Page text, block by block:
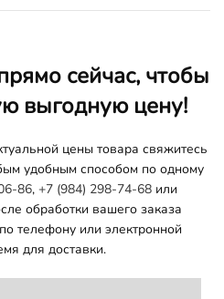
сейчас, чтобы
выгодную цену!
цены товара свяжитесь
удобным способом по одному
86, +7 (984) 298-74-68 или
обработки вашего заказа
телефону или электронной
для доставки.